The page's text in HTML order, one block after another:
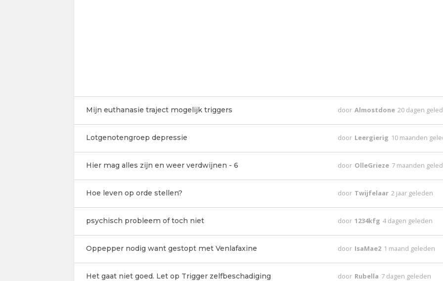
Mijn euthanasie traject mogelijk triggers door Almostdone 20 dagen
Lotgenotengroep depressie door Leergierig 10 maanden
Hier mag alles zijn en weer verdwijnen - 6 door OlleGrieze 7 maanden
Hoe leven op orde stellen? door Twijfelaar 2 jaar geleden
psychisch probleem of toch niet door 1234kfg 4 dagen geleden
Oppepper nodig want gestopt met Venlafaxine door IsaMae2 1 maand geleden
Het gaat niet goed. Let op Trigger zelfbeschadiging door Rubella 7 dagen geleden